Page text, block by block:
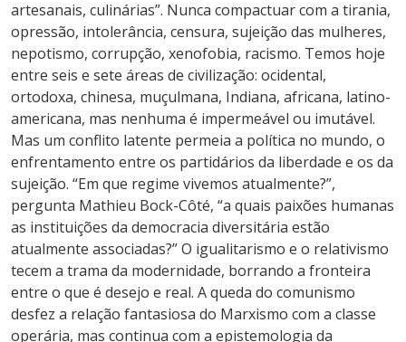
artesanais, culinárias”. Nunca compactuar com a tirania,
opressão, intolerância, censura, sujeição das mulheres,
nepotismo, corrupção, xenofobia, racismo. Temos hoje
entre seis e sete áreas de civilização: ocidental,
ortodoxa, chinesa, muçulmana, Indiana, africana, latino-
americana, mas nenhuma é impermeável ou imutável.
Mas um conflito latente permeia a política no mundo, o
enfrentamento entre os partidários da liberdade e os da
sujeição. “Em que regime vivemos atualmente?”,
pergunta Mathieu Bock-Côté, “a quais paixões humanas
as instituições da democracia diversitária estão
atualmente associadas?” O igualitarismo e o relativismo
tecem a trama da modernidade, borrando a fronteira
entre o que é desejo e real. A queda do comunismo
desfez a relação fantasiosa do Marxismo com a classe
operária, mas continua com a epistemologia da